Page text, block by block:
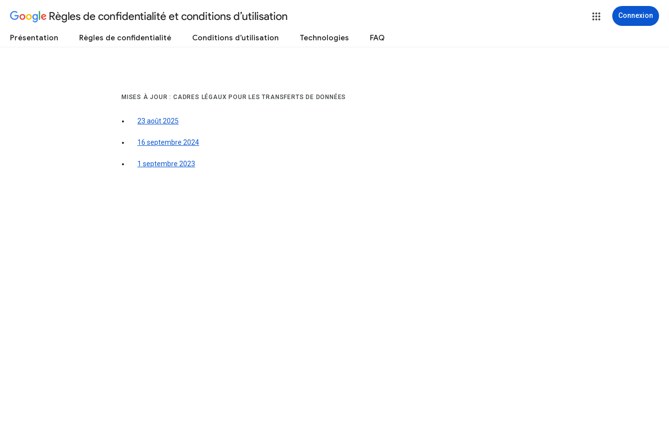
Règles de confidentialité et conditions d’utilisation Connexion
Présentation Règles de confidentialité Conditions d’utilisation Technologies FAQ
MISES À JOUR : CADRES LÉGAUX POUR LES TRANSFERTS DE DONNÉES
23 août 2025
16 septembre 2024
1 septembre 2023